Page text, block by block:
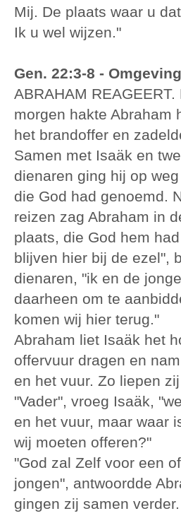
Mij. De plaats waar u
Ik u wel wijzen."
Gen. 22:3-8 -
ABRAHAM
morgen hakte Abraham
het brandoffer en
Samen met Isaäk en
dienaren ging hij op
die God had genoemd.
reizen zag Abraham in
plaats, die God hem
blijven hier bij de ezel",
dienaren, "ik en de
daarheen om te
komen wij hier terug."
Abraham liet Isaäk het
offervuur dragen en
en het vuur. Zo liepen
"Vader", vroeg Isaäk,
en het vuur, maar waar
wij moeten offeren?"
"God zal Zelf voor een
jongen", antwoordde
gingen zij samen verder.